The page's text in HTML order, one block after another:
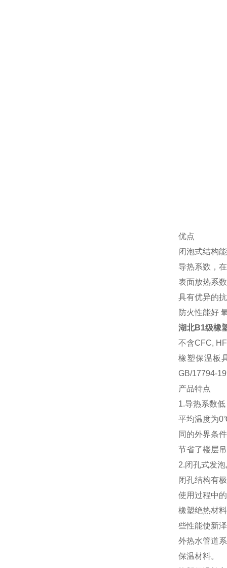
优点
闭泡式结构
导热系数，
表面放热系
具有优异的
防火性能好
湖北B1级橡
不含CFC,
橡塑保温板
GB/17794-
产品特点
1.导热系数低
平均温度为
同的外界条
节省了楼层
2.闭孔式发
闭孔结构有
使用过程中
橡塑绝热材
些性能使新
外热水管道
保温材料。